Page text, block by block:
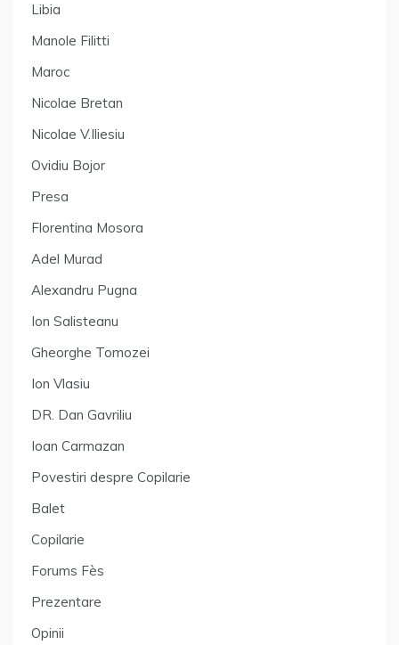
Libia
Manole Filitti
Maroc
Nicolae Bretan
Nicolae V.Iliesiu
Ovidiu Bojor
Presa
Florentina Mosora
Adel Murad
Alexandru Pugna
Ion Salisteanu
Gheorghe Tomozei
Ion Vlasiu
DR. Dan Gavriliu
Ioan Carmazan
Povestiri despre Copilarie
Balet
Copilarie
Forums Fès
Prezentare
Opinii